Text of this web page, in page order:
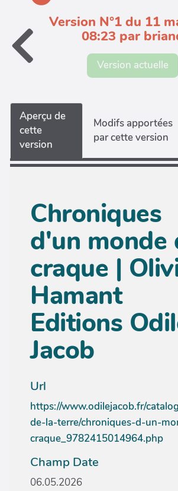
Version N°1 du 11
08:23 par
Version actuelle
Aperçu de
cette
version
Modifs apportées
par cette version
Chroniques
d'un monde
craque |
Hamant
Editions
Jacob
Url
https://www.odilejacob.fr/
de-la-terre/chroniques-d-un-
craque_9782415014964.php
Champ Date
06.05.2026